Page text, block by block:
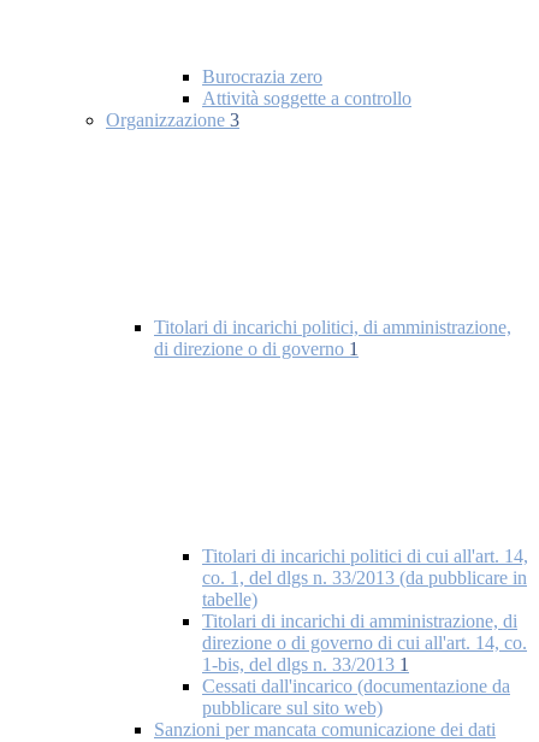
Burocrazia zero
Attività soggette a controllo
Organizzazione 3
Titolari di incarichi politici, di amministrazione,
di direzione o di governo 1
Titolari di incarichi politici di cui all'art. 14,
co. 1, del dlgs n. 33/2013 (da pubblicare in
tabelle)
Titolari di incarichi di amministrazione, di
direzione o di governo di cui all'art. 14, co.
1-bis, del dlgs n. 33/2013 1
Cessati dall'incarico (documentazione da
pubblicare sul sito web)
Sanzioni per mancata comunicazione dei dati